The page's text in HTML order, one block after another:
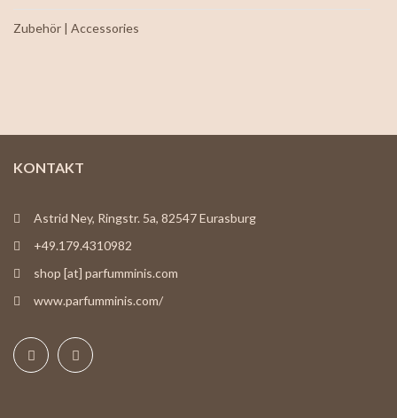
Zubehör | Accessories
KONTAKT
Astrid Ney, Ringstr. 5a, 82547 Eurasburg
+49.179.4310982
shop [at] parfumminis.com
www.parfumminis.com/